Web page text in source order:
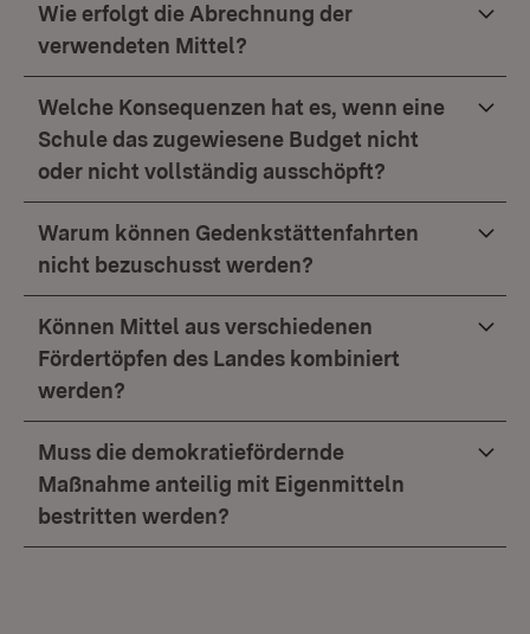
Wie erfolgt die Abrechnung der
verwendeten Mittel?
Welche Konsequenzen hat es, wenn eine
Schule das zugewiesene Budget nicht
oder nicht vollständig ausschöpft?
Warum können Gedenkstättenfahrten
nicht bezuschusst werden?
Können Mittel aus verschiedenen
Fördertöpfen des Landes kombiniert
werden?
Muss die demokratiefördernde
Maßnahme anteilig mit Eigenmitteln
bestritten werden?